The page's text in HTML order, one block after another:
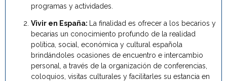
programas y actividades.
Vivir en España: La finalidad es ofrecer a los becarios y
becarias un conocimiento profundo de la realidad
política, social, económica y cultural española
brindándoles ocasiones de encuentro e intercambio
personal, a través de la organización de conferencias,
coloquios, visitas culturales y facilitarles su estancia en